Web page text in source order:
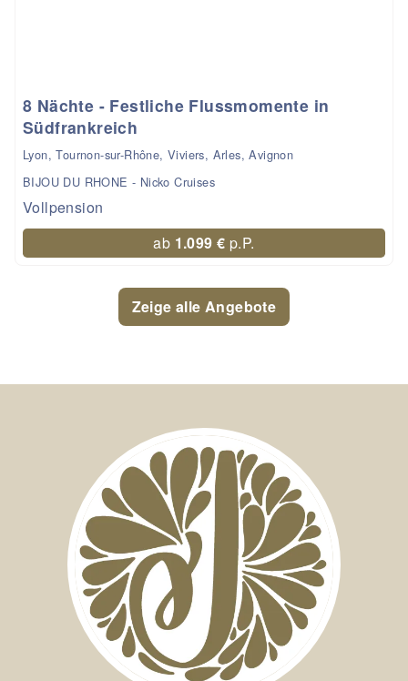
8 Nächte - Festliche Flussmomente in
Südfrankreich
Lyon, Tournon-sur-Rhône, Viviers, Arles, Avignon
BIJOU DU RHONE - Nicko Cruises
Vollpension
ab 1.099 € p.P.
Zeige alle Angebote